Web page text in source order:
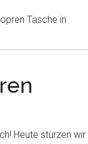
Tasche in
Heute stürzen wir